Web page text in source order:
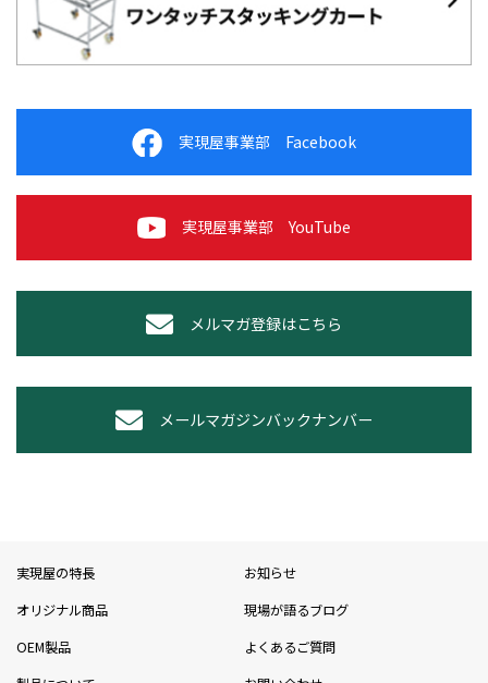
実現屋事業部 Facebook
実現屋事業部 YouTube
メルマガ登録はこちら
メールマガジンバックナンバー
実現屋の特長
オリジナル商品
OEM製品
お知らせ
現場が語るブログ
よくあるご質問